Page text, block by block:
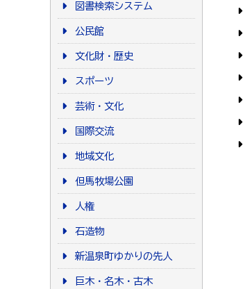
図書検索システム
公民館
文化財・歴史
スポーツ
芸術・文化
国際交流
地域文化
但馬牧場公園
人権
石造物
新温泉町ゆかりの先人
巨木・名木・古木